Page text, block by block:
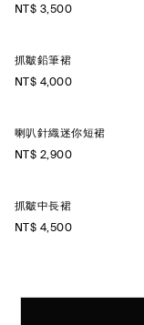
NT$ 3,500
抓皺鉛筆裙
NT$ 4,000
喇叭針織迷你短裙
NT$ 2,900
抓皺中長裙
NT$ 4,500